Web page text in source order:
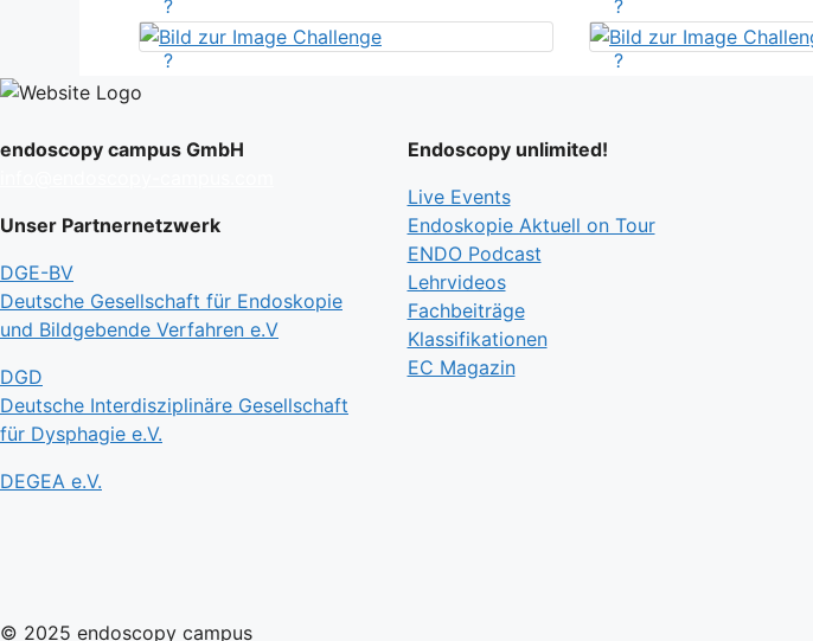
? ?
? ?
endoscopy campus GmbH
Unser Partnernetzwerk
DGE-BV
Deutsche Gesellschaft für Endoskopie
und Bildgebende Verfahren e.V
DGD
Deutsche Interdisziplinäre Gesellschaft
für Dysphagie e.V.
DEGEA e.V.
Endoscopy unlimited!
Live Events
Endoskopie Aktuell on Tour
ENDO Podcast
Lehrvideos
Fachbeiträge
Klassifikationen
EC Magazin
© 2025 endoscopy campus